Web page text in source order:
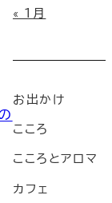
« 1月
お出かけ
こころ
こころとアロマ
カフェ